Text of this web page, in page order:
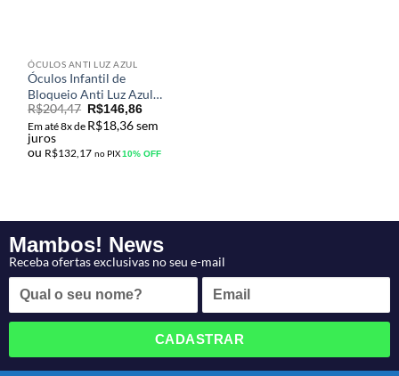
ÓCULOS ANTI LUZ AZUL
Óculos Infantil de
Bloqueio Anti Luz Azul
Quadro Macio e Flexível
Para Computador, Jogos,
Tvs e Celulares M-s7103
R$204,47 R$146,86
Em até 8x de R$18,36sem
juros
ou R$132,17 no PIX10% OFF
Mambos! News
Receba ofertas exclusivas no seu e-mail
CADASTRAR